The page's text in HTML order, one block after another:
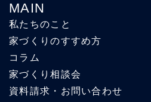
MAIN
私たちのこと
家づくりのすすめ方
コラム
家づくり相談会
資料請求・お問い合わせ